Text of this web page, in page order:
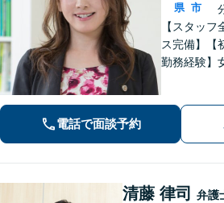
県 市
【スタッ
ス完備】【
勤務経験】
利を守りま
族の事案が
電話で面談予約
清藤 律司 弁護